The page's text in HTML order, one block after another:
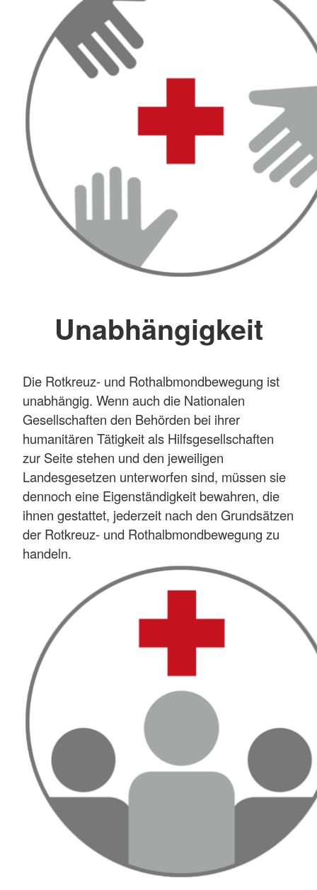
Unabhängigkeit
Die Rotkreuz- und Rothalbmondbewegung ist
unabhängig. Wenn auch die Nationalen
Gesellschaften den Behörden bei ihrer
humanitären Tätigkeit als Hilfsgesellschaften
zur Seite stehen und den jeweiligen
Landesgesetzen unterworfen sind, müssen sie
dennoch eine Eigenständigkeit bewahren, die
ihnen gestattet, jederzeit nach den Grundsätzen
der Rotkreuz- und Rothalbmondbewegung zu
handeln.